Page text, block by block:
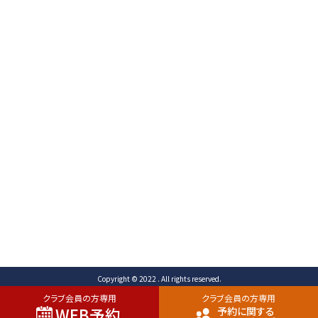
クラブ会員の方専用 クラブ会員の方専用
予約に関する
Copyright © 2022 . All rights reserved.